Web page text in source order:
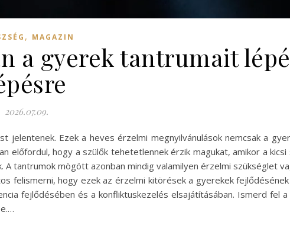
, MAGAZIN
a gyerek tantrumait
2026.07.09.
jelentenek. Ezek a heves érzelmi megnyilvánulások nemcsak a
előfordul, hogy a szülők tehetetlennek érzik magukat, amikor a kicsi
tantrumok mögött azonban mindig valamilyen érzelmi szükséglet
felismerni, hogy ezek az érzelmi kitörések a gyerekek
fejlődésében és a konfliktuskezelés elsajátításában. Ismerd fel